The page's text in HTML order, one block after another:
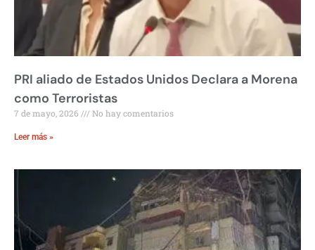
PRI aliado de Estados Unidos Declara a Morena
como Terroristas
7 de mayo, 2026 No hay comentarios
Leer más »